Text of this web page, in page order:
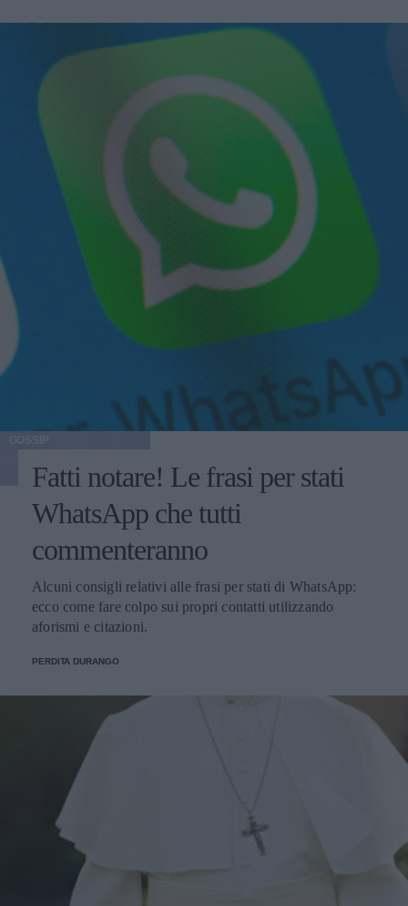
Fatti notare! Le frasi per stati
WhatsApp che tutti
commenteranno
Alcuni consigli relativi alle frasi per stati di WhatsApp:
ecco come fare colpo sui propri contatti utilizzando
aforismi e citazioni.
PERDITA DURANGO